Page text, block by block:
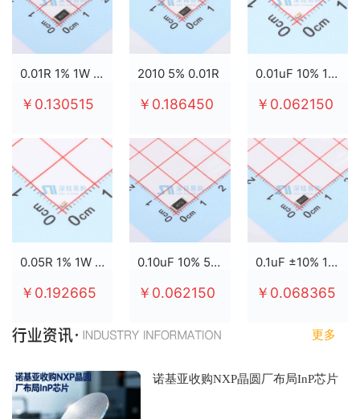
0.01R 1% 1W 2512
￥0.130515
2010 5% 0.01R
￥0.186450
0.01uF 10% 100V X7R 0603
￥0.062150
0.05R 1% 1W 2512
￥0.192665
0.10uF 10% 50V X7R 0805
￥0.062150
0.1uF ±10% 100V X7R 0805
￥0.068365
更多
诺基亚收购NXP晶圆厂布局InP芯片